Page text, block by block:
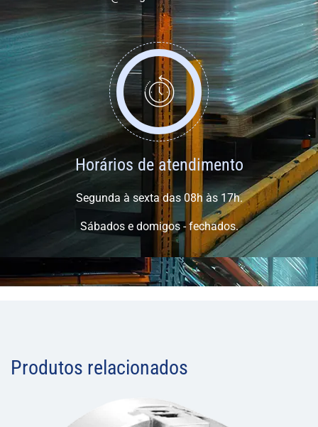
Horários de atendimento
Segunda à sexta das 08h às 17h.
Sábados e domigos - fechados.
Produtos relacionados